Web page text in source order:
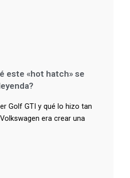
este «hot hatch» se
Golf GTI y qué lo hizo tan
era crear una